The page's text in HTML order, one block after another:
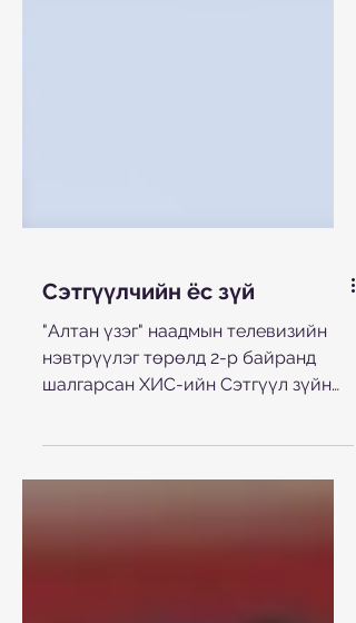
Сэтгүүлчийн ёс зүй
"Алтан үзэг" наадмын телевизийн
нэвтрүүлэг төрөлд 2-р байранд
"Хүсэл зорилго" багийн бүтээл.